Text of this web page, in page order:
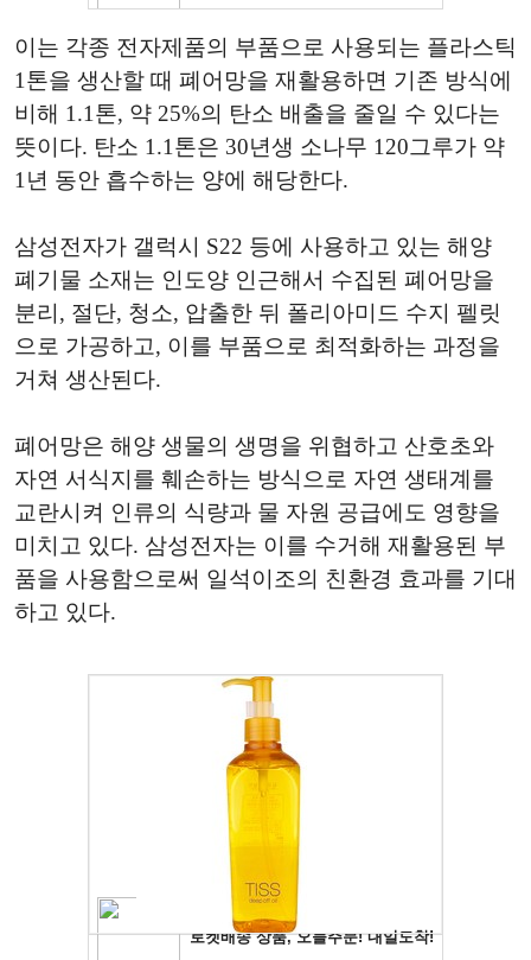
이는 각종 전자제품의 부품으로 사용되는 플라스틱
1톤을 생산할 때 폐어망을 재활용하면 기존 방식에
비해 1.1톤, 약 25%의 탄소 배출을 줄일 수 있다는
뜻이다. 탄소 1.1톤은 30년생 소나무 120그루가 약
1년 동안 흡수하는 양에 해당한다.
삼성전자가 갤럭시 S22 등에 사용하고 있는 해양
폐기물 소재는 인도양 인근해서 수집된 폐어망을
분리, 절단, 청소, 압출한 뒤 폴리아미드 수지 펠릿
으로 가공하고, 이를 부품으로 최적화하는 과정을
거쳐 생산된다.
폐어망은 해양 생물의 생명을 위협하고 산호초와
자연 서식지를 훼손하는 방식으로 자연 생태계를
교란시켜 인류의 식량과 물 자원 공급에도 영향을
미치고 있다. 삼성전자는 이를 수거해 재활용된 부
품을 사용함으로써 일석이조의 친환경 효과를 기대
하고 있다.